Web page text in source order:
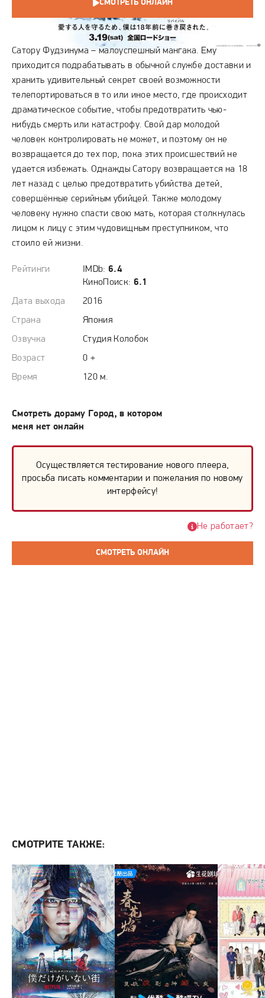
СМОТРЕТЬ ОНЛАЙН
Сатору Фудзинума – малоуспешный мангака. Ему
приходится подрабатывать в обычной службе доставки и
хранить удивительный секрет своей возможности
телепортироваться в то или иное место, где происходит
драматическое событие, чтобы предотвратить чью-
нибудь смерть или катастрофу. Свой дар молодой
человек контролировать не может, и поэтому он не
возвращается до тех пор, пока этих происшествий не
удается избежать. Однажды Сатору возвращается на 18
лет назад с целью предотвратить убийства детей,
совершённые серийным убийцей. Также молодому
человеку нужно спасти свою мать, которая столкнулась
лицом к лицу с этим чудовищным преступником, что
стоило ей жизни.
Рейтинги IMDb: 6.4
КиноПоиск: 6.1
Дата выхода
2016
Страна
Япония
Озвучка
Студия Колобок
Возраст
0 +
Время
120 м.
Смотреть дораму Город, в котором
меня нет онлайн
Осуществляется тестирование нового плеера,
просьба писать комментарии и пожелания по новому
интерфейсу!
СМОТРЕТЬ ОНЛАЙН
Не работает?
СМОТРИТЕ ТАКЖЕ: